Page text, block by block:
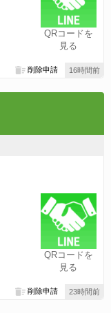
QRコードを
見る
16時間前
削除申請
QRコードを
見る
23時間前
削除申請